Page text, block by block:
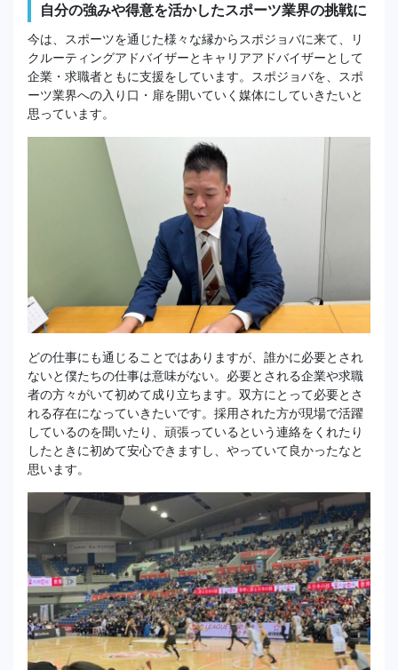
自分の強みや得意を活かしたスポーツ業界の挑戦に
今は、スポーツを通じた様々な縁からスポジョバに来て、リ
クルーティングアドバイザーとキャリアアドバイザーとして
企業・求職者ともに支援をしています。スポジョバを、スポ
ーツ業界への入り口・扉を開いていく媒体にしていきたいと
思っています。
どの仕事にも通じることではありますが、誰かに必要とされ
ないと僕たちの仕事は意味がない。必要とされる企業や求職
者の方々がいて初めて成り立ちます。双方にとって必要とさ
れる存在になっていきたいです。採用された方が現場で活躍
しているのを聞いたり、頑張っているという連絡をくれたり
したときに初めて安心できますし、やっていて良かったなと
思います。